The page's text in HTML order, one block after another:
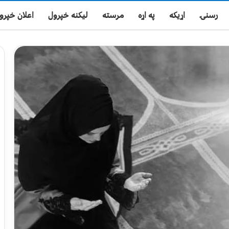
رسنۍ اړیکه په اړه مرسته لیکنه خپرول اعلان